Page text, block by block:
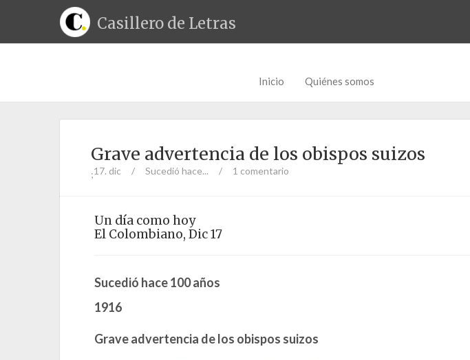
Casillero de Letras
Inicio Quiénes somos
Grave advertencia de los obispos suizos
;17. dic / Sucedió hace... / 1 comentario
Un día como hoy
El Colombiano, Dic 17
Sucedió hace 100 años
1916
Grave advertencia de los obispos suizos